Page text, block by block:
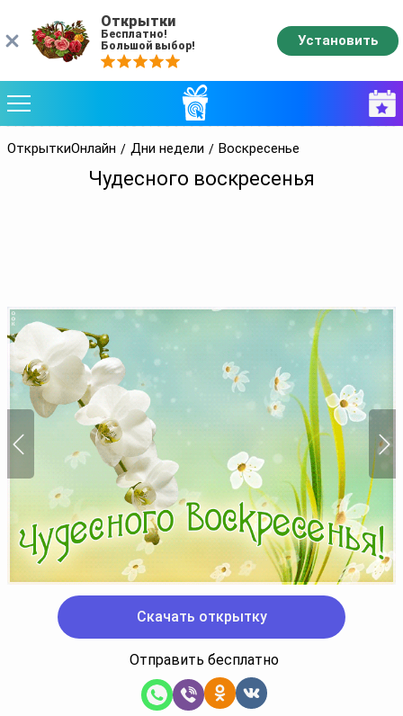
ОткрыткиОнлайн Дни недели Воскресенье
Чудесного воскресенья
Скачать открытку
Отправить бесплатно
Открытки
Бесплатно!
Большой выбор!
Установить